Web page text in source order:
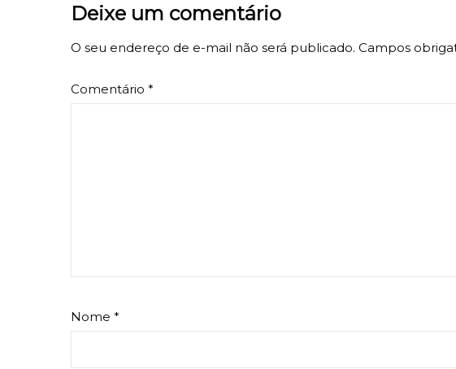
Deixe um comentário
O seu endereço de e-mail não será publicado. Campos
Comentário *
Nome *